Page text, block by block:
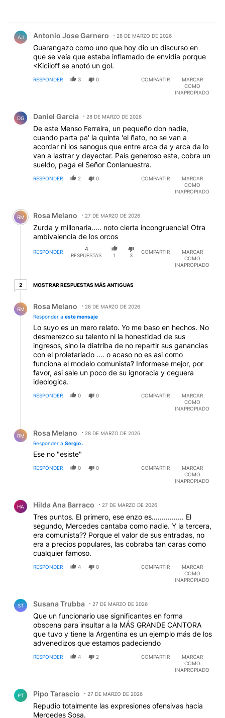
AJ Antonio Jose Garnero 28 DE MARZO DE 2026
Guarangazo como uno que hoy dio un discurso en
que se veía que estaba inflamado de envidia porque
<Kiciloff se anotó un gol.
RESPONDER 3 0 COMPARTIR
MARCAR
COMO
INAPROPIADO
DG Daniel Garcia 28 DE MARZO DE 2026
De este Menso Ferreira, un pequeño don nadie,
cuando parta pa' la quinta 'el ñato, no se van a
acordar ni los sanogus que entre arca da y arca da lo
van a lastrar y deyectar. País generoso este, cobra un
sueldo, paga el Señor Conlanuestra.
RESPONDER 2 0 COMPARTIR
MARCAR
COMO
INAPROPIADO
Comentario de Rosa Melano.
RM Rosa Melano 27 DE MARZO DE 2026
Zurda y millonaria..... noto cierta incongruencia! Otra
ambivalencia de los orcos
RESPONDER
4
RESPUESTAS
1 3
COMPARTIR
MARCAR
COMO
INAPROPIADO
22 respuestas más antiguas
MOSTRAR RESPUESTAS MÁS ANTIGUAS
RM Rosa Melano
28 DE MARZO DE 2026
Responder a este mensaje
Lo suyo es un mero relato. Yo me baso en hechos. No
desmerezco su talento ni la honestidad de sus
ingresos, sino la diatriba de no repartir sus ganancias
con el proletariado .... o acaso no es asi como
funciona el modelo comunista? Informese mejor, por
favor, asi sale un poco de su ignoracia y ceguera
ideologica.
RESPONDER 0 0 COMPARTIR
MARCAR
COMO
INAPROPIADO
RM Rosa Melano
28 DE MARZO DE 2026
Responder a Sergio .
Ese no "esiste"
RESPONDER 0 0 COMPARTIR
MARCAR
COMO
INAPROPIADO
HA Hilda Ana Barraco 27 DE MARZO DE 2026
Tres puntos. El primero, ese enzo es................ El
segundo, Mercedes cantaba como nadie. Y la tercera,
era comunista?? Porque el valor de sus entradas, no
era a precios populares, las cobraba tan caras como
cualquier famoso.
RESPONDER 4 0 COMPARTIR
MARCAR
COMO
INAPROPIADO
ST Susana Trubba 27 DE MARZO DE 2026
Que un funcionario use significantes en forma
obscena para insultar a la MÁS GRANDE CANTORA
que tuvo y tiene la Argentina es un ejemplo más de los
advenedizos que estamos padeciendo
RESPONDER 4 2 COMPARTIR
MARCAR
COMO
INAPROPIADO
PT Pipo Tarascio 27 DE MARZO DE 2026
Repudio totalmente las expresiones ofensivas hacia
Mercedes Sosa.